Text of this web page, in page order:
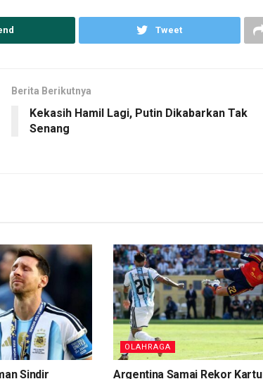
Tweet
Berita Berikutnya
Kekasih Hamil Lagi, Putin Dikabarkan Tak
Senang
Sindir
OLAHRAGA
Argentina Samai Rekor Kartu